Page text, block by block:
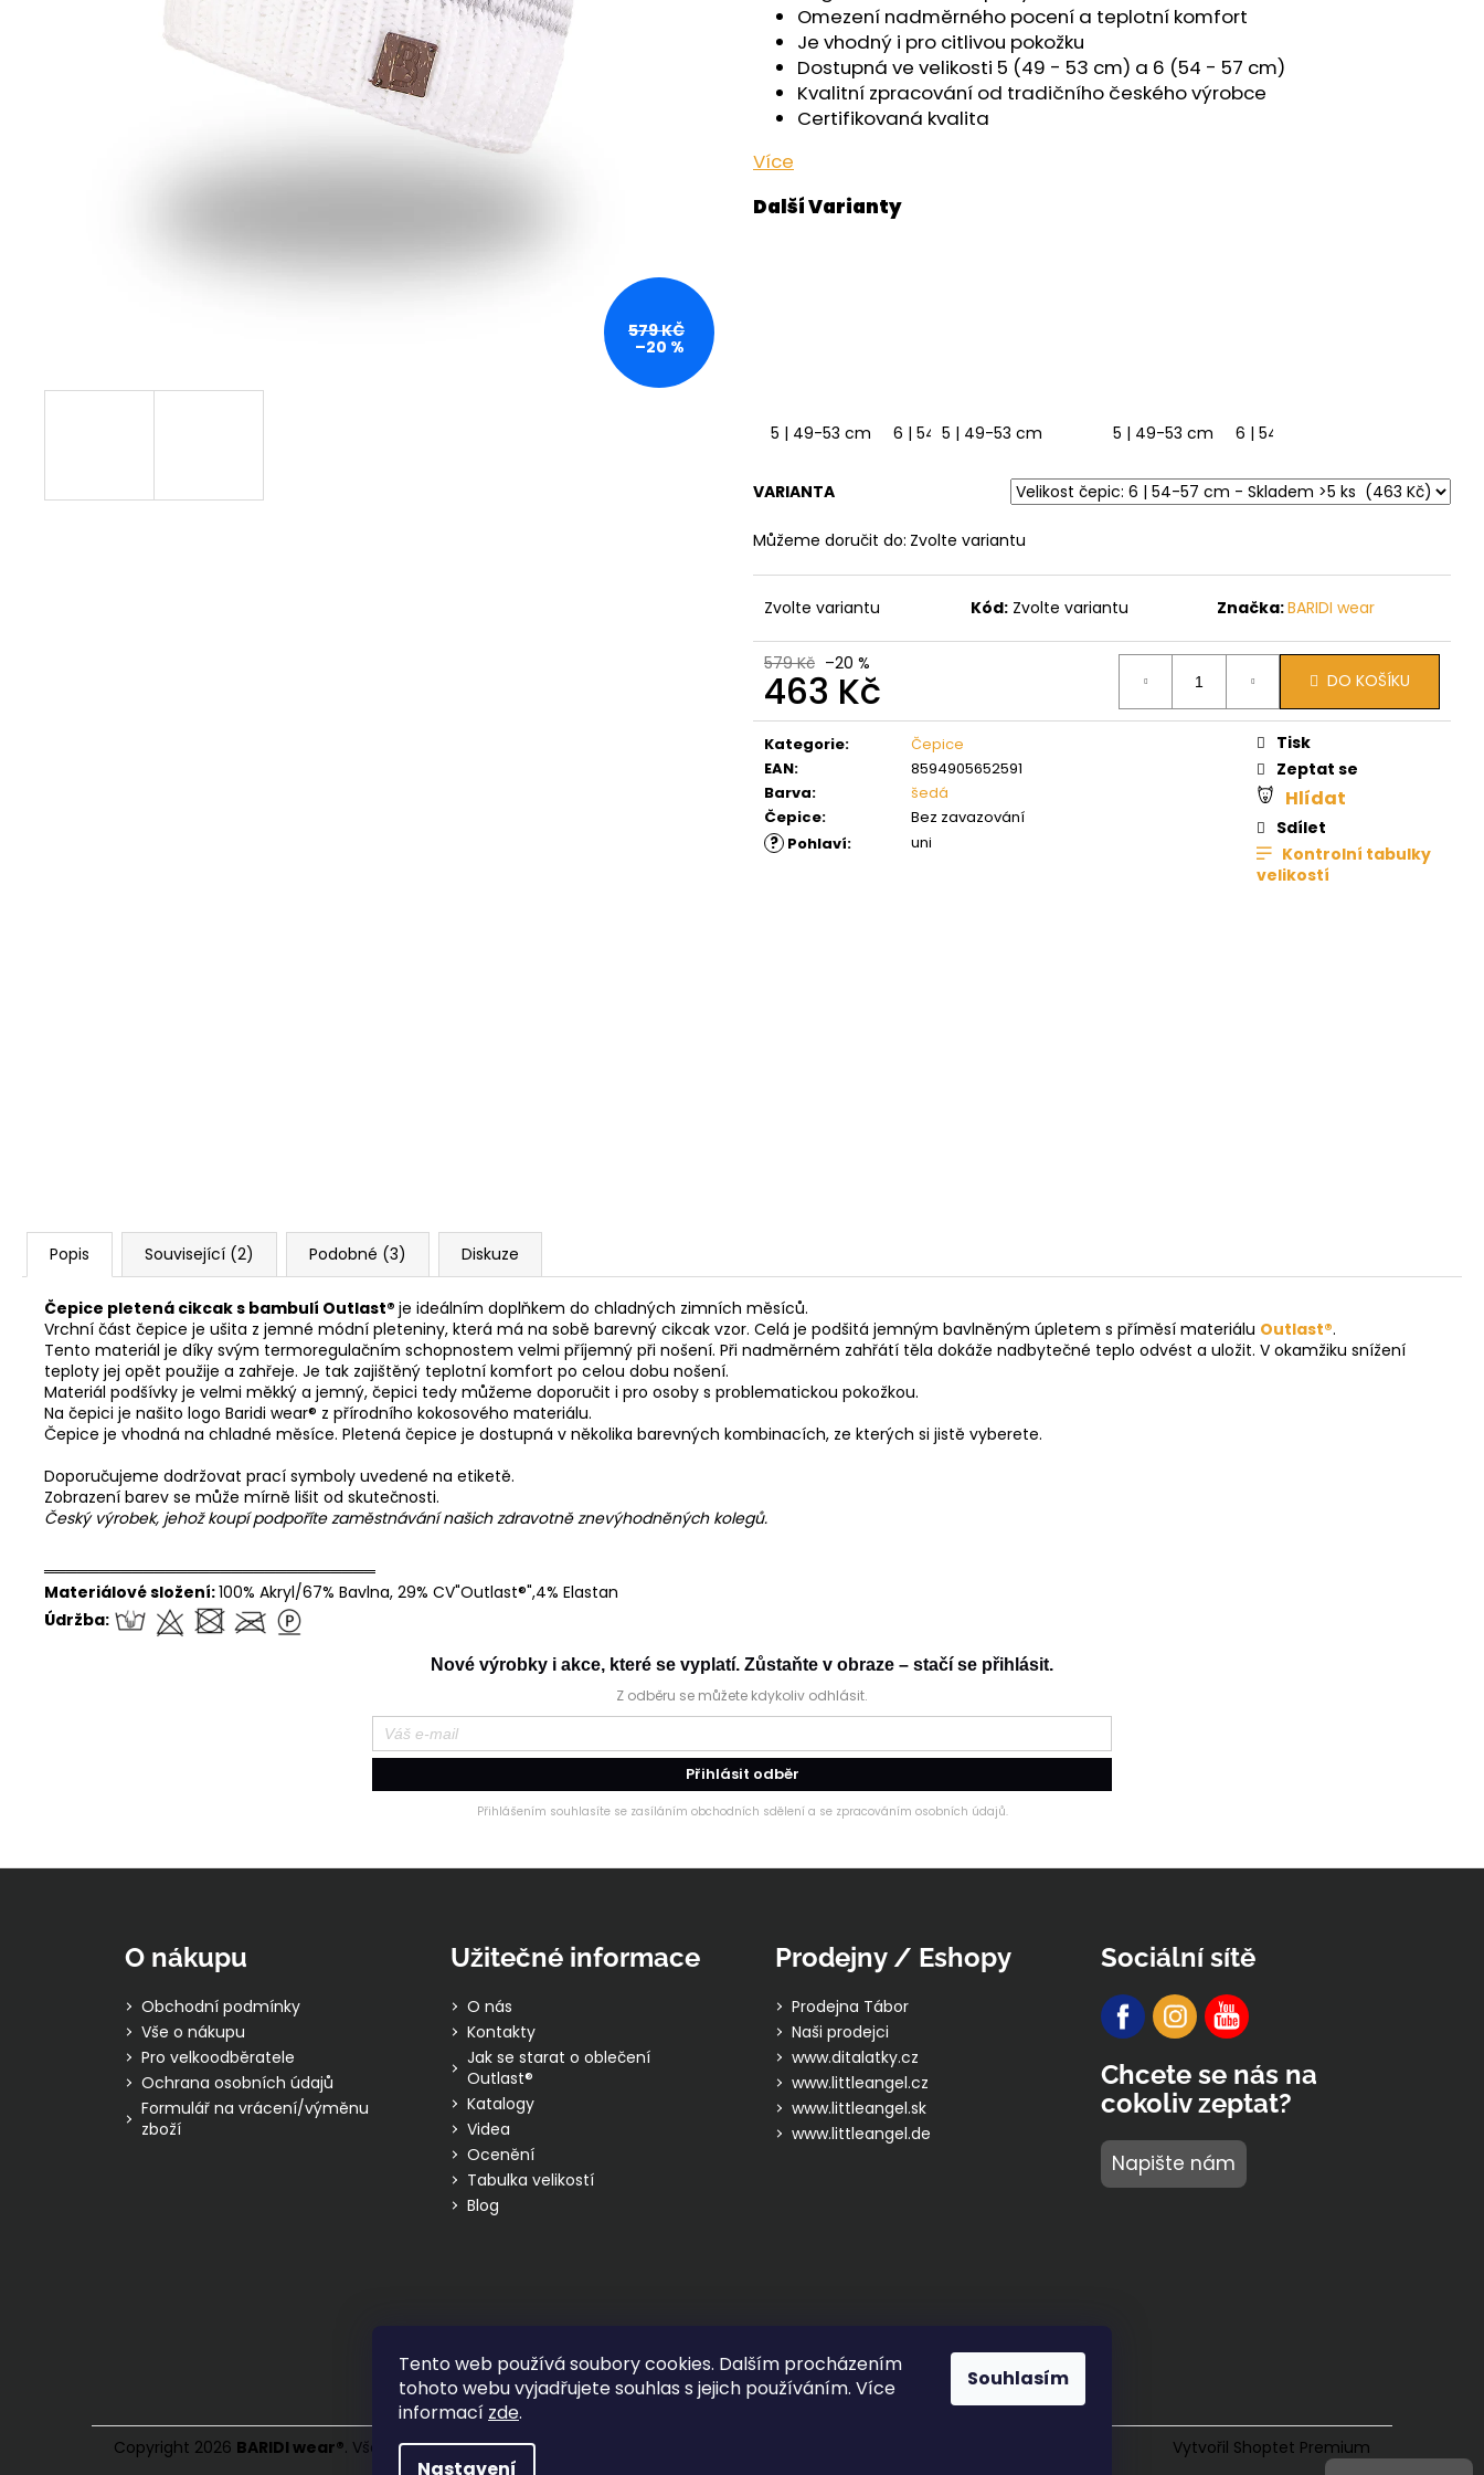
Tento web používá soubory cookies. Dalším procházením
tohoto webu vyjadřujete souhlas s jejich používáním. Více
informací zde.
Nastavení
Souhlasím
Omezení nadměrného pocení a teplotní komfort
Je vhodný i pro citlivou pokožku
Dostupná ve velikosti 5 (49 - 53 cm) a 6 (54 - 57 cm)
Kvalitní zpracování od tradičního českého výrobce
Certifikovaná kvalita
Více
5 | 49-53 cm 6 | 54-57 cm
5 | 49-53 cm 5 | 49-53 cm 6 | 54-57 cm
VARIANTA
Můžeme doručit do: Zvolte variantu
Zvolte variantu Kód: Zvolte variantu Značka:BARIDI wear
579 Kč –20 %
463 Kč
Měrná
cena:
DO KOŠÍKU
Kategorie:
Čepice
EAN:
8594905652591
Barva:
šedá
Čepice: Bez zavazování
? Pohlaví: uni
Tisk
Zeptat se
Hlídat
Sdílet
Kontrolní tabulky
velikostí
579 KČ
–20 %
Popis Související (2) Podobné (3) Diskuze
Čepice pletená cikcak s bambulí Outlast® je ideálním doplňkem do chladných zimních měsíců.
Vrchní část čepice je ušita z jemné módní pleteniny, která má na sobě barevný cikcak vzor. Celá je podšitá jemným bavlněným úpletem s příměsí materiálu Outlast®.
Tento materiál je díky svým termoregulačním schopnostem velmi příjemný při nošení. Při nadměrném zahřátí těla dokáže nadbytečné teplo odvést a uložit. V okamžiku snížení
teploty jej opět použije a zahřeje. Je tak zajištěný teplotní komfort po celou dobu nošení.
Materiál podšívky je velmi měkký a jemný, čepici tedy můžeme doporučit i pro osoby s problematickou pokožkou.
Na čepici je našito logo Baridi wear® z přírodního kokosového materiálu.
Čepice je vhodná na chladné měsíce. Pletená čepice je dostupná v několika barevných kombinacích, ze kterých si jistě vyberete.
Doporučujeme dodržovat prací symboly uvedené na etiketě.
Zobrazení barev se může mírně lišit od skutečnosti.
Český výrobek, jehož koupí podpoříte zaměstnávání našich zdravotně znevýhodněných kolegů.
══════════════════════════════
Materiálové složení:100% Akryl/67% Bavlna, 29% CV"Outlast®",4% Elastan
Údržba:
759 Kč
759 Kč
Nové výrobky i akce, které se vyplatí. Zůstaňte v obraze – stačí se přihlásit.
Z odběru se můžete kdykoliv odhlásit.
Přihlásit odběr
Přihlášením souhlasíte se zasíláním obchodních sdělení a se zpracováním osobních údajů.
O nákupu
Obchodní podmínky
Vše o nákupu
Pro velkoodběratele
Ochrana osobních údajů
Formulář na vrácení/výměnu
zboží
Užitečné informace
O nás
Kontakty
Jak se starat o oblečení
Outlast®
Katalogy
Videa
Ocenění
Tabulka velikostí
Blog
Prodejny / Eshopy
Prodejna Tábor
Naši prodejci
www.ditalatky.cz
www.littleangel.cz
www.littleangel.sk
www.littleangel.de
Sociální sítě
Chcete se nás na
cokoliv zeptat?
Napište nám
Vytvořil Shoptet Premium
Copyright 2026 BARIDI wear®. Všechna práva vyhrazena.